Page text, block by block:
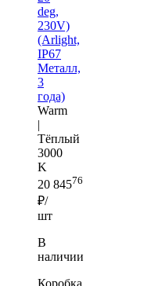
deg,
230V)
(Arlight,
IP67
Металл,
3
года)
Warm
|
Тёплый
3000
K
20 84576
₽/
шт
В
наличии